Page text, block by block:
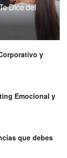
Dice del
y
Emocional y
que debes